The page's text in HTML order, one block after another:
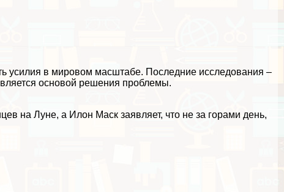
усилия в мировом масштабе. Последние исследования –
основой решения проблемы.
на Луне, а Илон Маск заявляет, что не за горами день,